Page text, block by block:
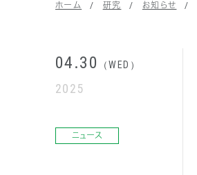
ホーム 研究 お知らせ
04.30 （WED）
2025
ニュース